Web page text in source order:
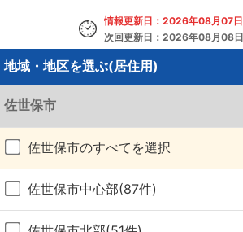
情報更新日：2026年08月07日
次回更新日：2026年08月08
地域・地区を選ぶ(居住用)
佐世保市
佐世保市のすべてを選択
佐世保市中心部(87件)